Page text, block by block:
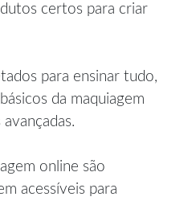
certos para criar
para ensinar tudo,
da maquiagem
online são
acessíveis para